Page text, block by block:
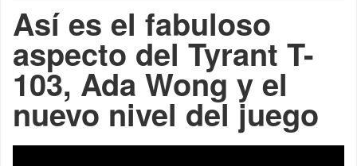
Así es el fabuloso
aspecto del Tyrant T-
103, Ada Wong y el
nuevo nivel del juego